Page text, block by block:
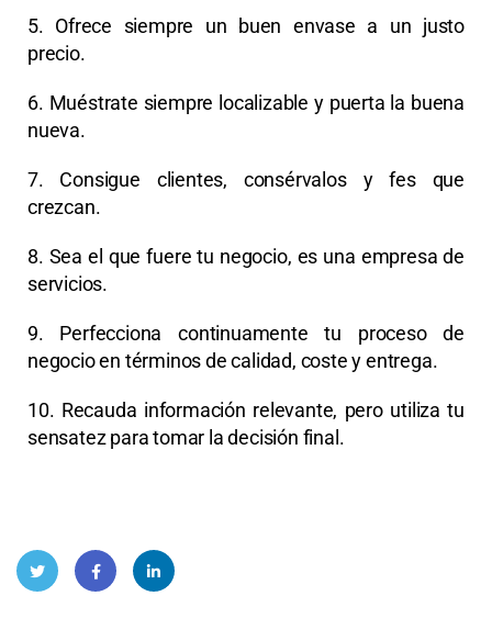
5. Ofrece siempre un buen envase a un justo
precio.
6. Muéstrate siempre localizable y puerta la buena
nueva.
7. Consigue clientes, consérvalos y fes que
crezcan.
8. Sea el que fuere tu negocio, es una empresa de
servicios.
9. Perfecciona continuamente tu proceso de
negocio en términos de calidad, coste y entrega.
10. Recauda información relevante, pero utiliza tu
sensatez para tomar la decisión final.